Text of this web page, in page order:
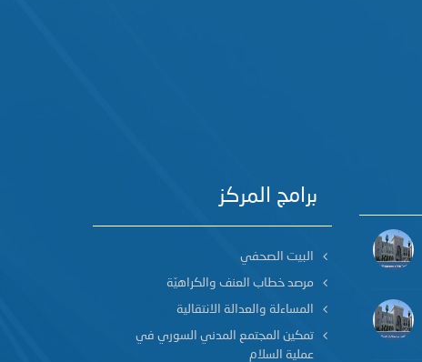
برامج المركز
البيت الصحفي
مرصد خطاب العنف والكراهيّة
المساءلة والعدالة الانتقالية
تمكين المجتمع المدني السوري في
عملية السلام